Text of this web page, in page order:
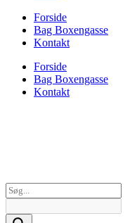
Forside
Bag Boxengasse
Kontakt
Forside
Bag Boxengasse
Kontakt